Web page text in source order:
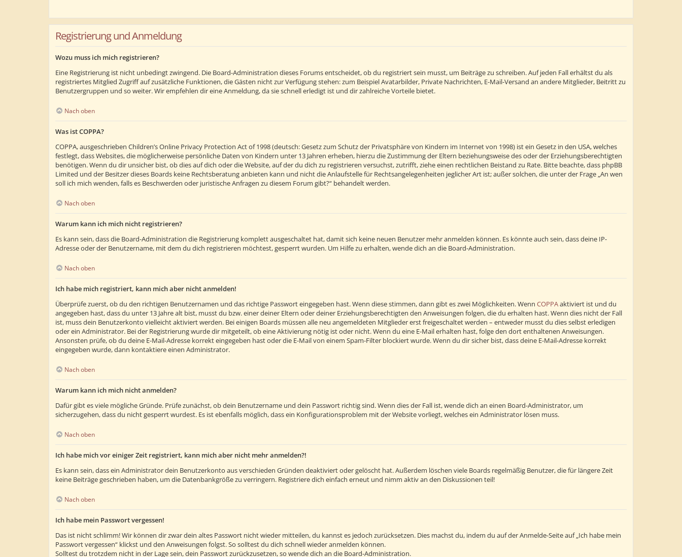
Registrierung und Anmeldung
Wozu muss ich mich registrieren?
Eine Registrierung ist nicht unbedingt zwingend. Die Board-Administration dieses Forums entscheidet, ob du registriert sein musst, um Beiträge zu schreiben. Auf jeden Fall erhältst du als
registriertes Mitglied Zugriff auf zusätzliche Funktionen, die Gästen nicht zur Verfügung stehen: zum Beispiel Avatarbilder, Private Nachrichten, E-Mail-Versand an andere Mitglieder, Beitritt zu
Benutzergruppen und so weiter. Wir empfehlen dir eine Anmeldung, da sie schnell erledigt ist und dir zahlreiche Vorteile bietet.
Nach oben
Was ist COPPA?
COPPA, ausgeschrieben Children’s Online Privacy Protection Act of 1998 (deutsch: Gesetz zum Schutz der Privatsphäre von Kindern im Internet von 1998) ist ein Gesetz in den USA, welches
festlegt, dass Websites, die möglicherweise persönliche Daten von Kindern unter 13 Jahren erheben, hierzu die Zustimmung der Eltern beziehungsweise des oder der Erziehungsberechtigten
benötigen. Wenn du dir unsicher bist, ob dies auf dich oder die Website, auf der du dich zu registrieren versuchst, zutrifft, ziehe einen rechtlichen Beistand zu Rate. Bitte beachte, dass phpBB
Limited und der Besitzer dieses Boards keine Rechtsberatung anbieten kann und nicht die Anlaufstelle für Rechtsangelegenheiten jeglicher Art ist; außer solchen, die unter der Frage „An wen
soll ich mich wenden, falls es Beschwerden oder juristische Anfragen zu diesem Forum gibt?“ behandelt werden.
Nach oben
Warum kann ich mich nicht registrieren?
Es kann sein, dass die Board-Administration die Registrierung komplett ausgeschaltet hat, damit sich keine neuen Benutzer mehr anmelden können. Es könnte auch sein, dass deine IP-
Adresse oder der Benutzername, mit dem du dich registrieren möchtest, gesperrt wurden. Um Hilfe zu erhalten, wende dich an die Board-Administration.
Nach oben
Ich habe mich registriert, kann mich aber nicht anmelden!
Überprüfe zuerst, ob du den richtigen Benutzernamen und das richtige Passwort eingegeben hast. Wenn diese stimmen, dann gibt es zwei Möglichkeiten. Wenn COPPAaktiviert ist und du
angegeben hast, dass du unter 13 Jahre alt bist, musst du bzw. einer deiner Eltern oder deiner Erziehungsberechtigten den Anweisungen folgen, die du erhalten hast. Wenn dies nicht der Fall
ist, muss dein Benutzerkonto vielleicht aktiviert werden. Bei einigen Boards müssen alle neu angemeldeten Mitglieder erst freigeschaltet werden – entweder musst du dies selbst erledigen
oder ein Administrator. Bei der Registrierung wurde dir mitgeteilt, ob eine Aktivierung nötig ist oder nicht. Wenn du eine E-Mail erhalten hast, folge den dort enthaltenen Anweisungen.
Ansonsten prüfe, ob du deine E-Mail-Adresse korrekt eingegeben hast oder die E-Mail von einem Spam-Filter blockiert wurde. Wenn du dir sicher bist, dass deine E-Mail-Adresse korrekt
eingegeben wurde, dann kontaktiere einen Administrator.
Nach oben
Warum kann ich mich nicht anmelden?
Dafür gibt es viele mögliche Gründe. Prüfe zunächst, ob dein Benutzername und dein Passwort richtig sind. Wenn dies der Fall ist, wende dich an einen Board-Administrator, um
sicherzugehen, dass du nicht gesperrt wurdest. Es ist ebenfalls möglich, dass ein Konfigurationsproblem mit der Website vorliegt, welches ein Administrator lösen muss.
Nach oben
Ich habe mich vor einiger Zeit registriert, kann mich aber nicht mehr anmelden?!
Es kann sein, dass ein Administrator dein Benutzerkonto aus verschieden Gründen deaktiviert oder gelöscht hat. Außerdem löschen viele Boards regelmäßig Benutzer, die für längere Zeit
keine Beiträge geschrieben haben, um die Datenbankgröße zu verringern. Registriere dich einfach erneut und nimm aktiv an den Diskussionen teil!
Nach oben
Ich habe mein Passwort vergessen!
Das ist nicht schlimm! Wir können dir zwar dein altes Passwort nicht wieder mitteilen, du kannst es jedoch zurücksetzen. Dies machst du, indem du auf der Anmelde-Seite auf „Ich habe mein
Passwort vergessen“ klickst und den Anweisungen folgst. So solltest du dich schnell wieder anmelden können.
Solltest du trotzdem nicht in der Lage sein, dein Passwort zurückzusetzen, so wende dich an die Board-Administration.